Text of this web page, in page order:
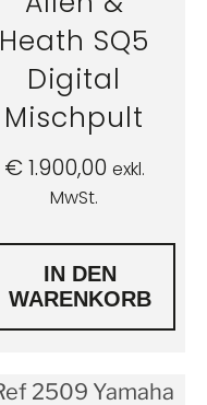
Heath SQ5
Digital
Mischpult
€1.900,00 exkl.
MwSt.
IN DEN
WARENKORB